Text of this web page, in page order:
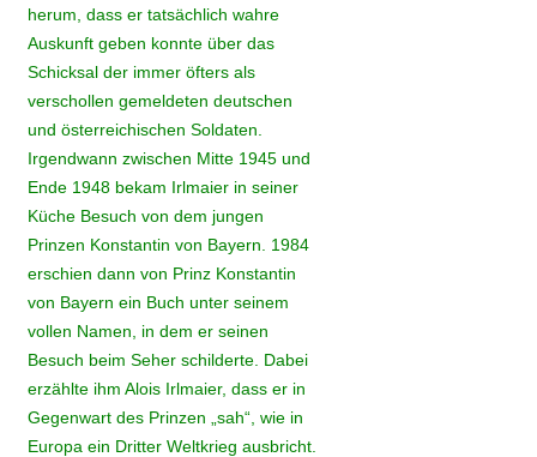
herum, dass er tatsächlich wahre
Auskunft geben konnte über das
Schicksal der immer öfters als
verschollen gemeldeten deutschen
und österreichischen Soldaten.
Irgendwann zwischen Mitte 1945 und
Ende 1948 bekam Irlmaier in seiner
Küche Besuch von dem jungen
Prinzen Konstantin von Bayern. 1984
erschien dann von Prinz Konstantin
von Bayern ein Buch unter seinem
vollen Namen, in dem er seinen
Besuch beim Seher schilderte. Dabei
erzählte ihm Alois Irlmaier, dass er in
Gegenwart des Prinzen „sah“, wie in
Europa ein Dritter Weltkrieg ausbricht.